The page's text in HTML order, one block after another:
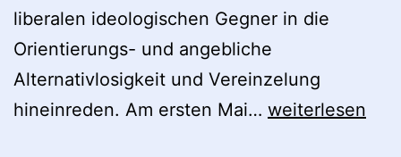
liberalen ideologischen Gegner in die
Orientierungs- und angebliche
Alternativlosigkeit und Vereinzelung
hineinreden. Am ersten Mai… Marx,
weiterlesen